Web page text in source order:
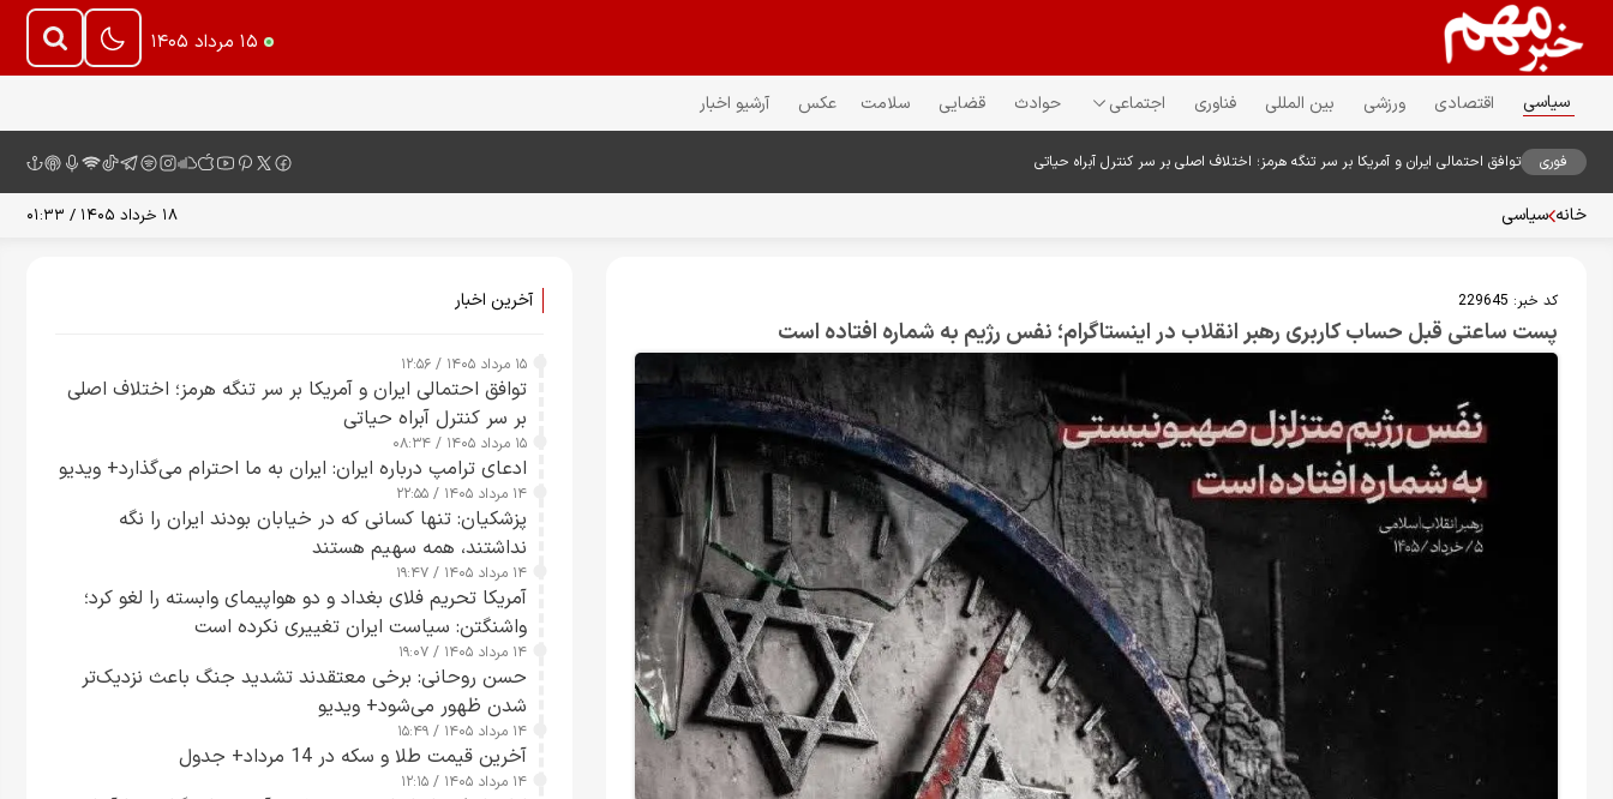
۱۵ مرداد ۱۴۰۵
سیاسی اقتصادی ورزشی بین المللی فناوری اجتماعی حوادث قضایی سلامت عکس آرشیو اخبار
فوری توافق احتمالی ایران و آمریکا بر سر تنگه هرمز؛ اختلاف اصلی بر سر کنترل آبراه حیاتی
خانه سیاسی ۱۸ خرداد ۱۴۰۵ / ۰۱:۳۳
کد خبر: 229645
پست ساعتی قبل حساب کاربری رهبر انقلاب در اینستاگرام؛ نفس رژیم به شماره افتاده است​
آخرین اخبار
۱۵ مرداد ۱۴۰۵ / ۱۲:۵۶
توافق احتمالی ایران و آمریکا بر سر تنگه هرمز؛ اختلاف اصلی
بر سر کنترل آبراه حیاتی
۱۵ مرداد ۱۴۰۵ / ۰۸:۳۴
ادعای ترامپ درباره ایران: ایران به ما احترام می‌گذارد+ ویدیو
۱۴ مرداد ۱۴۰۵ / ۲۲:۵۵
پزشکیان: تنها کسانی که در خیابان بودند ایران را نگه
نداشتند، همه سهیم هستند
۱۴ مرداد ۱۴۰۵ / ۱۹:۴۷
آمریکا تحریم فلای بغداد و دو هواپیمای وابسته را لغو کرد؛
واشنگتن: سیاست ایران تغییری نکرده است
۱۴ مرداد ۱۴۰۵ / ۱۹:۰۷
حسن روحانی: برخی معتقدند تشدید جنگ باعث نزدیک‌تر
شدن ظهور می‌شود+ ویدیو
۱۴ مرداد ۱۴۰۵ / ۱۵:۴۹
آخرین قیمت طلا و سکه در 14 مرداد+ جدول
۱۴ مرداد ۱۴۰۵ / ۱۲:۱۵